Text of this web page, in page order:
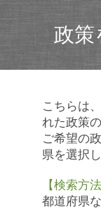
政策
こちらは
れた政策
ご希望の
県を選択
【検索方法
都道府県